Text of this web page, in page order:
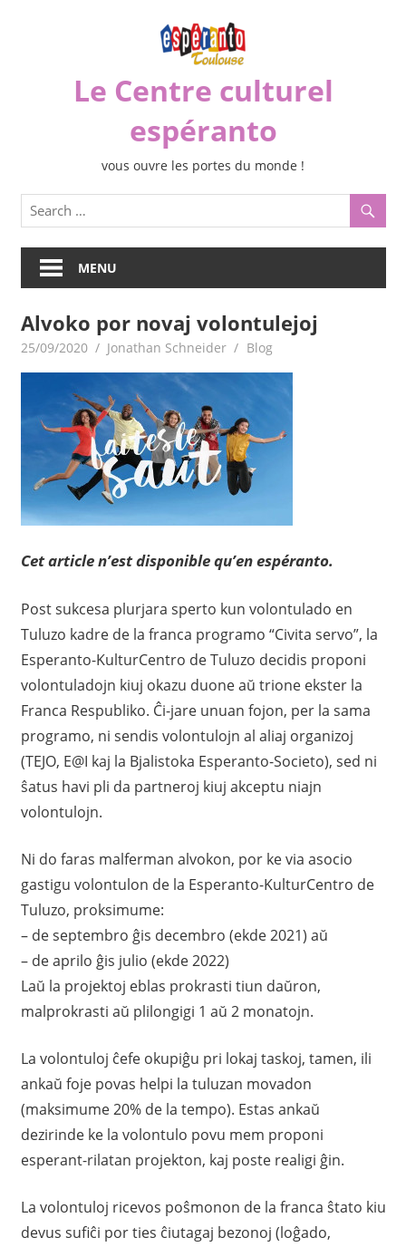
Le Centre culturel
espéranto
vous ouvre les portes du monde !
MENU
Alvoko por novaj volontulejoj
25/09/2020 Jonathan Schneider Blog
Cet article n’est disponible qu’en espéranto.
Post sukcesa plurjara sperto kun volontulado en
Tuluzo kadre de la franca programo “Civita servo”, la
Esperanto-KulturCentro de Tuluzo decidis proponi
volontuladojn kiuj okazu duone aŭ trione ekster la
Franca Respubliko. Ĉi-jare unuan fojon, per la sama
programo, ni sendis volontulojn al aliaj organizoj
(TEJO, E@I kaj la Bjalistoka Esperanto-Societo), sed ni
ŝatus havi pli da partneroj kiuj akceptu niajn
volontulojn.
Ni do faras malferman alvokon, por ke via asocio
gastigu volontulon de la Esperanto-KulturCentro de
Tuluzo, proksimume:
– de septembro ĝis decembro (ekde 2021) aŭ
– de aprilo ĝis julio (ekde 2022)
Laŭ la projektoj eblas prokrasti tiun daŭron,
malprokrasti aŭ plilongigi 1 aŭ 2 monatojn.
La volontuloj ĉefe okupiĝu pri lokaj taskoj, tamen, ili
ankaŭ foje povas helpi la tuluzan movadon
(maksimume 20% de la tempo). Estas ankaŭ
dezirinde ke la volontulo povu mem proponi
esperant-rilatan projekton, kaj poste realigi ĝin.
La volontuloj ricevos poŝmonon de la franca ŝtato kiu
devus sufiĉi por ties ĉiutagaj bezonoj (loĝado,